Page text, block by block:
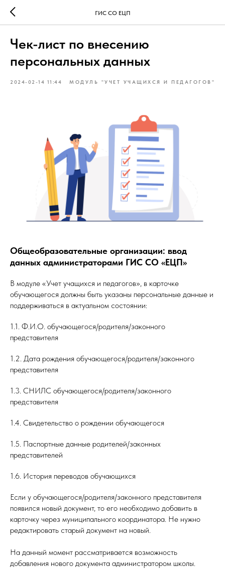
ГИС СО ЕЦП
Чек-лист по внесению
персональных данных
2024-02-14 11:44 МОДУЛЬ "УЧЕТ УЧАЩИХСЯ И ПЕДАГОГОВ"
Общеобразовательные организации: ввод
данных администраторами ГИС СО «ЕЦП»
В модуле «Учет учащихся и педагогов», в карточке
обучающегося должны быть указаны персональные данные и
поддерживаться в актуальном состоянии:
1.1. Ф.И.О. обучающегося/родителя/законного
представителя
1.2. Дата рождения обучающегося/родителя/законного
представителя
1.3. СНИЛС обучающегося/родителя/законного
представителя
1.4. Свидетельство о рождении обучающегося
1.5. Паспортные данные родителей/законных
представителей
1.6. История переводов обучающихся
Если у обучающегося/родителя/законного представителя
появился новый документ, то его необходимо добавить в
карточку через муниципального координатора. Не нужно
редактировать старый документ на новый.
На данный момент рассматривается возможность
добавления нового документа администратором школы.